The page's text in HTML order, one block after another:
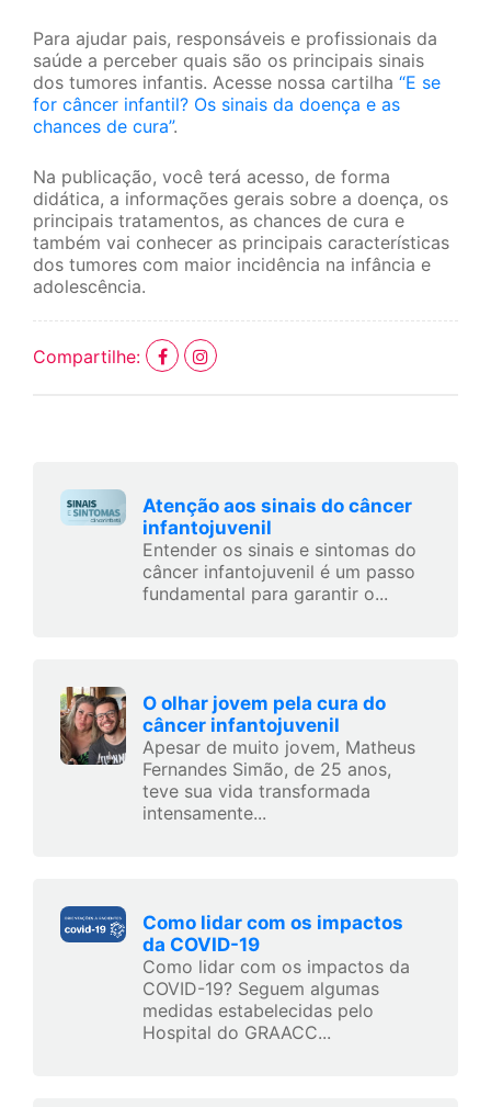
Para ajudar pais, responsáveis e profissionais da
saúde a perceber quais são os principais sinais
dos tumores infantis. Acesse nossa cartilha “E se
for câncer infantil? Os sinais da doença e as
chances de cura”.
Na publicação, você terá acesso, de forma
didática, a informações gerais sobre a doença, os
principais tratamentos, as chances de cura e
também vai conhecer as principais características
dos tumores com maior incidência na infância e
adolescência.
Compartilhe:
Atenção aos sinais do câncer
infantojuvenil
Entender os sinais e sintomas do
câncer infantojuvenil é um passo
fundamental para garantir o...
O olhar jovem pela cura do
câncer infantojuvenil
Apesar de muito jovem, Matheus
Fernandes Simão, de 25 anos,
teve sua vida transformada
intensamente...
Como lidar com os impactos
da COVID-19
Como lidar com os impactos da
COVID-19? Seguem algumas
medidas estabelecidas pelo
Hospital do GRAACC...